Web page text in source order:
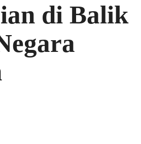
di Balik